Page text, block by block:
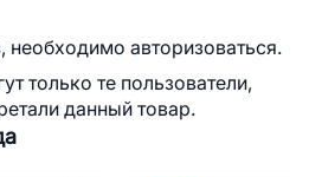
необходимо авторизоваться.
только те пользователи,
данный товар.